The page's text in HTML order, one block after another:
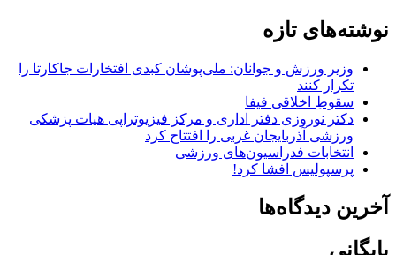
نوشته‌های تازه
وزیر ورزش و جوانان: ملی‌پوشان کبدی افتخارات جاکارتا را
تکرار کنند
سقوطِ اخلاقی فیفا
دکتر نوروزی دفتر اداری و مرکز فیزیوتراپی هیات پزشکی
ورزشی آذربایجان غربی را افتتاح کرد
انتخابات فدراسیون‌های ورزشی
پرسپولیس افشا کرد!
آخرین دیدگاه‌ها
بایگانی